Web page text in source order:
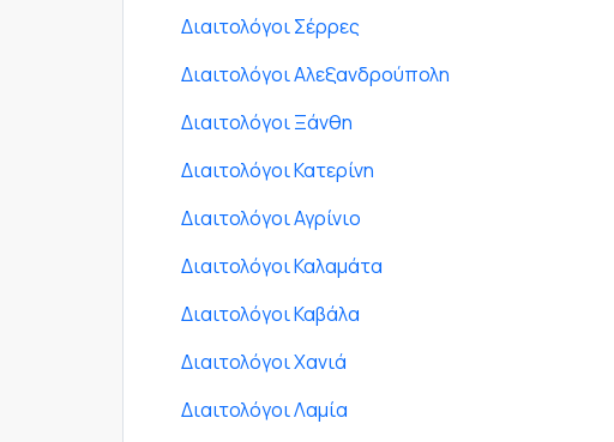
Διαιτολόγοι Σέρρες
Διαιτολόγοι Αλεξανδρούπολη
Διαιτολόγοι Ξάνθη
Διαιτολόγοι Κατερίνη
Διαιτολόγοι Αγρίνιο
Διαιτολόγοι Καλαμάτα
Διαιτολόγοι Καβάλα
Διαιτολόγοι Χανιά
Διαιτολόγοι Λαμία